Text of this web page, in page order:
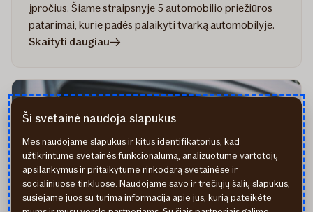
įpročius. Šiame straipsnyje 5 automobilio priežiūros
patarimai, kurie padės palaikyti tvarką automobilyje.
Skaityti daugiaustraipsnyje
nauja
Ši svetainė naudoja slapukus
Mes naudojame slapukus ir kitus identifikatorius, kad
užtikrintume svetainės funkcionalumą, analizuotume vartotojų
apsilankymus ir pritaikytume rinkodarą svetainėse ir
socialiniuose tinkluose. Naudojame savo ir trečiųjų šalių slapukus,
susiejame juos su turima informacija apie jus, kurią pateikėte